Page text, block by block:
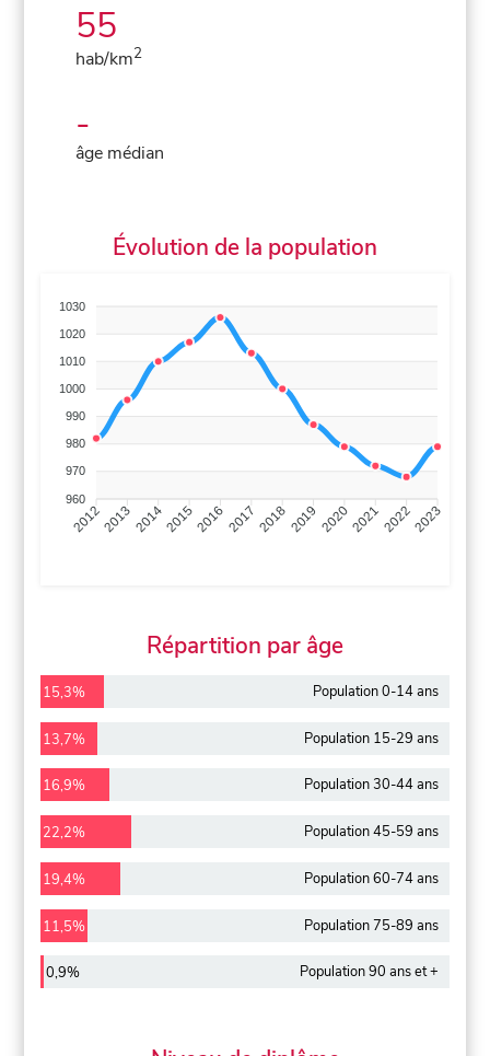
55
hab/km2
-
âge médian
Évolution de la population
1030
1020
1010
1000
990
980
970
960
201220132014201520162017 20182019 2020202120222023
Répartition par âge
15,3% Population 0-14 ans
13,7% Population 15-29 ans
16,9% Population 30-44 ans
22,2% Population 45-59 ans
19,4% Population 60-74 ans
11,5% Population 75-89 ans
0,9% Population 90 ans et +